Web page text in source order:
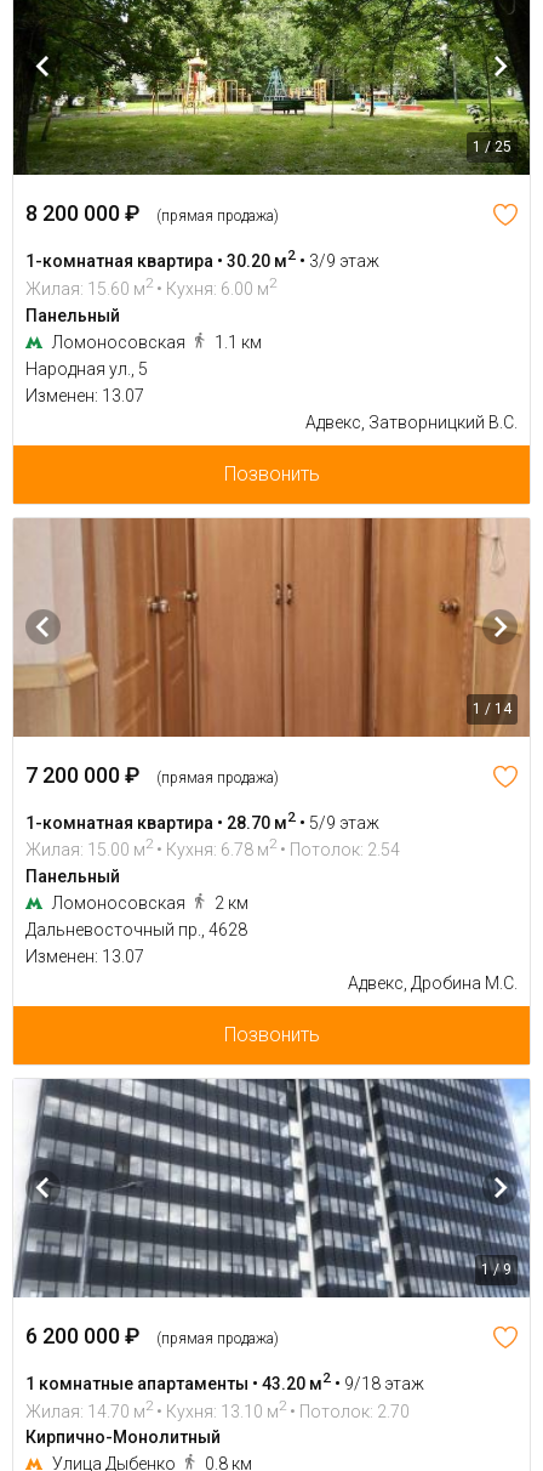
1 / 25
8 200 000 ₽ (прямая продажа)
1-комнатная квартира • 30.20 м2 • 3/9 этаж
Жилая: 15.60 м2 • Кухня: 6.00 м2
Панельный
Ломоносовская
1.1 км
Народная ул., 5
Изменен: 13.07
Адвекс, Затворницкий В.С.
Позвонить
1 / 14
7 200 000 ₽ (прямая продажа)
1-комнатная квартира • 28.70 м2 • 5/9 этаж
Жилая: 15.00 м2 • Кухня: 6.78 м2 • Потолок: 2.54
Панельный
Ломоносовская
2 км
Дальневосточный пр., 4628
Изменен: 13.07
Адвекс, Дробина М.С.
Позвонить
1 / 9
6 200 000 ₽ (прямая продажа)
1 комнатные апартаменты • 43.20 м2 • 9/18 этаж
Жилая: 14.70 м2 • Кухня: 13.10 м2 • Потолок: 2.70
Кирпично-Монолитный
Улица Дыбенко
0.8 км